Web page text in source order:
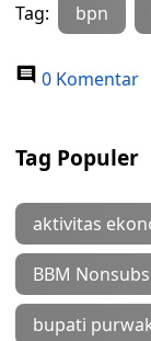
Tag: bpn
0 Komentar
Tag Populer
aktivitas
BBM
bupati